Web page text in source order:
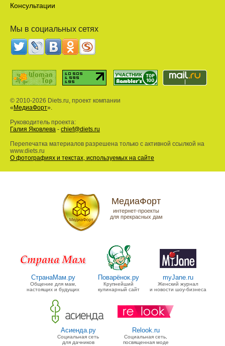
Консультации
Мы в социальных сетях
© 2010-2026 Diets.ru, проект компании
« МедиаФорт».
Руководитель проекта:
Галия Яковлева - chief@diets.ru
Перепечатка материалов разрешена только с активной ссылкой на
www.diets.ru
О фотографиях и текстах, используемых на сайте
МедиаФорт
интернет-проекты
для прекрасных дам
СтранаМам.ру
Общение для мам,
настоящих и будущих
Поварёнок.ру
Крупнейший
кулинарный сайт
myJane.ru
Женский журнал
и новости шоу-бизнеса
Асиенда.ру
Социальная сеть
для дачников
Relook.ru
Социальная сеть,
посвященная моде